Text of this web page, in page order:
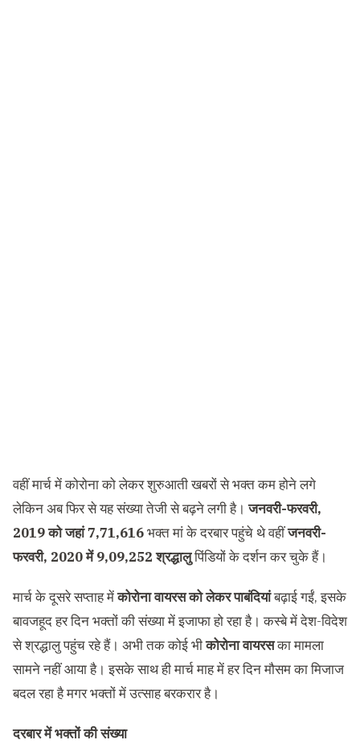
वहीं मार्च में कोरोना को लेकर शुरुआती खबरों से भक्त कम होने लगे
लेकिन अब फिर से यह संख्या तेजी से बढ़ने लगी है।जनवरी-फरवरी,
2019 को जहां 7,71,616भक्त मां के दरबार पहुंचे थे वहींजनवरी-
फरवरी, 2020 में 9,09,252 श्रद्धालुपिंडियों के दर्शन कर चुके हैं।
मार्च के दूसरे सप्ताह मेंकोरोना वायरस को लेकर पाबंदियांबढ़ाई गईं, इसके
बावजहूद हर दिन भक्तों की संख्या में इजाफा हो रहा है। कस्बे में देश-विदेश
से श्रद्धालु पहुंच रहे हैं। अभी तक कोई भीकोरोना वायरसका मामला
सामने नहीं आया है। इसके साथ ही मार्च माह में हर दिन मौसम का मिजाज
बदल रहा है मगर भक्तों में उत्साह बरकरार है।
दरबार में भक्तों की संख्या